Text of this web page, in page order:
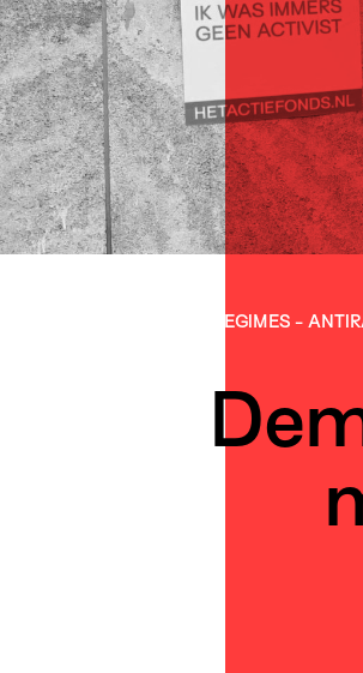
ANTI-DICTATORIALE REGIMES -